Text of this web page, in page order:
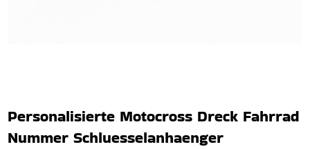
Personalisierte Motocross Dreck Fahrrad
Nummer Schluesselanhaenger